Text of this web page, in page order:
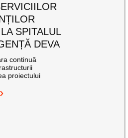
SPITALUL
DEVA
continuă
proiectului